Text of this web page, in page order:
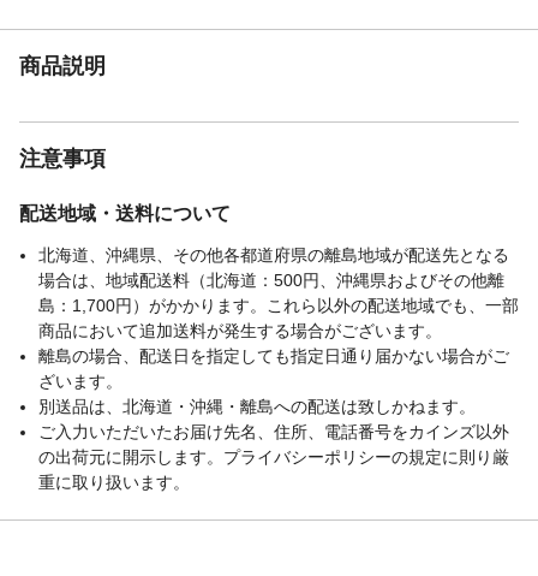
商品説明
注意事項
配送地域・送料について
北海道、沖縄県、その他各都道府県の離島地域が配送先となる
場合は、地域配送料（北海道：500円、沖縄県およびその他離
島：1,700円）がかかります。これら以外の配送地域でも、一部
商品において追加送料が発生する場合がございます。
離島の場合、配送日を指定しても指定日通り届かない場合がご
ざいます。
別送品は、北海道・沖縄・離島への配送は致しかねます。
ご入力いただいたお届け先名、住所、電話番号をカインズ以外
の出荷元に開示します。プライバシーポリシーの規定に則り厳
重に取り扱います。